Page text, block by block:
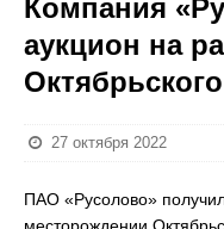
Компания
аукцион на
Октябрьского
27 октября 2022
ПАО «Русолово»